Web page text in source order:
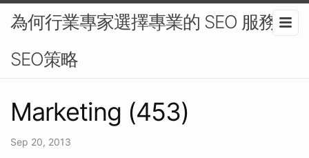
為何行業專家選擇專業的 SEO 服務 -
SEO策略
Marketing (453)
Sep 20, 2013